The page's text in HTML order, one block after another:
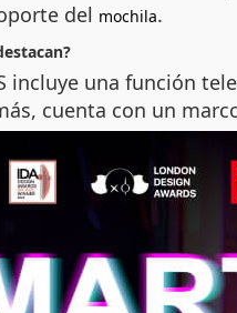
del mochila.
incluye una función
cuenta con un